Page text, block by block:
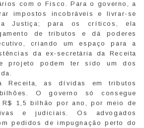
com o Fisco. Para o governo, a
impostos incobráveis e livrar-se
Justiça; para os críticos, ela
de tributos e dá poderes
criando um espaço para a
da ex-secretária da Receita
projeto podem ter sido um dos
Receita, as dívidas em tributos
O governo só consegue
R$ 1,5 bilhão por ano, por meio de
e judiciais. Os advogados
pedidos de impugnação perto do